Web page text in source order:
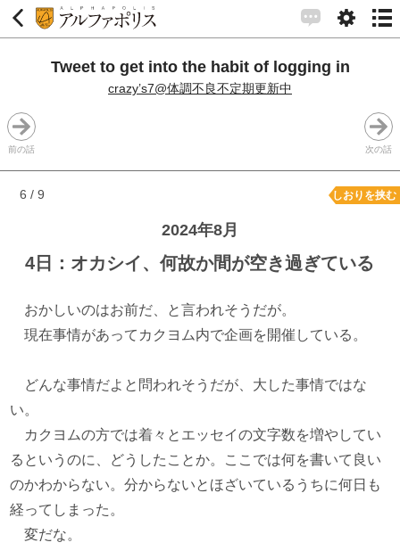
Tweet to get into the habit of logging in
crazy’s7@体調不良不定期更新中
前の話 次の話
6 / 9 しおりを挟む
2024年8月
4日：オカシイ、何故か間が空き過ぎている
おかしいのはお前だ、と言われそうだが。
現在事情があってカクヨム内で企画を開催している。
どんな事情だよと問われそうだが、大した事情ではな
い。
カクヨムの方では着々とエッセイの文字数を増やしてい
るというのに、どうしたことか。ここでは何を書いて良い
のかわからない。分からないとほざいているうちに何日も
経ってしまった。
変だな。